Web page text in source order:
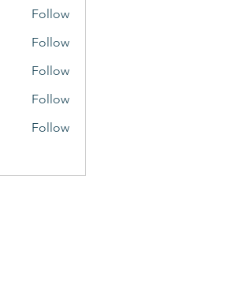
Follow
Follow
Follow
Follow
Follow